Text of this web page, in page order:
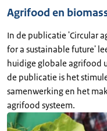
Agrifood en
In de publicatie 'Circular
for a sustainable future'
huidige globale agrifood
de publicatie is het
samenwerking en het
agrifood systeem.